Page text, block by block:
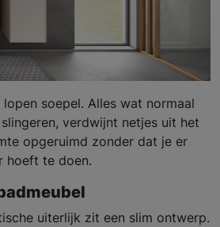
soepel. Alles wat normaal
verdwijnt netjes uit het
opgeruimd zonder dat je er
hoeft te doen.
uiterlijk zit een slim ontwerp.